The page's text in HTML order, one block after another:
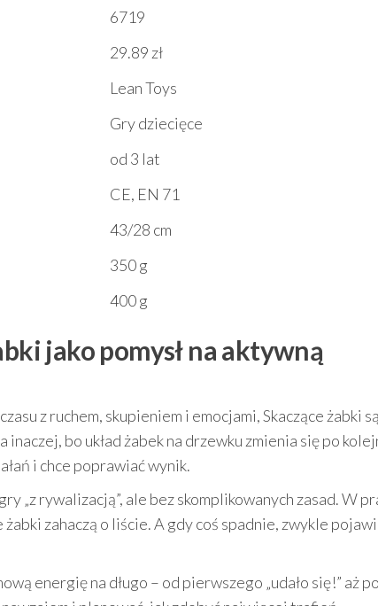
6719
29.89 zł
Lean Toys
Gry dziecięce
od 3 lat
CE, EN 71
43/28 cm
350 g
400 g
jako pomysł na aktywną
z ruchem, skupieniem i emocjami, Skaczące żabki są
bo układ żabek na drzewku zmienia się po
i chce poprawiać wynik.
„z rywalizacją”, ale bez skomplikowanych zasad. W
zahaczą o liście. A gdy coś spadnie, zwykle
energię na długo – od pierwszego „udało się!” aż po